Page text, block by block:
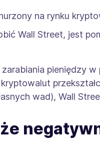
na rynku
Wall Street, jest
pieniędzy
wad), Wall